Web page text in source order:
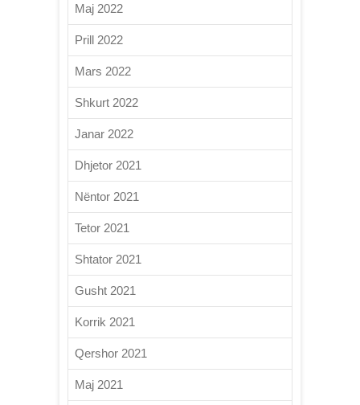
Maj 2022
Prill 2022
Mars 2022
Shkurt 2022
Janar 2022
Dhjetor 2021
Nëntor 2021
Tetor 2021
Shtator 2021
Gusht 2021
Korrik 2021
Qershor 2021
Maj 2021